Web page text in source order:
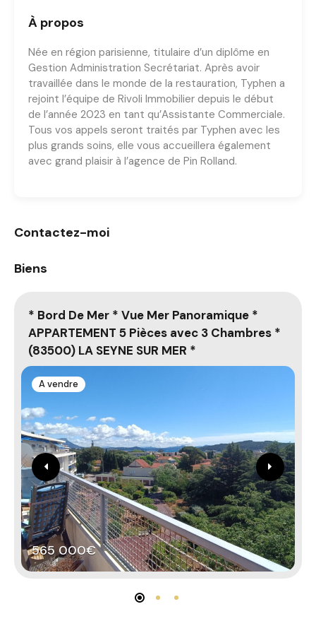
À propos
Née en région parisienne, titulaire d’un diplôme en
Gestion Administration Secrétariat. Après avoir
travaillée dans le monde de la restauration, Typhen a
rejoint l’équipe de Rivoli Immobilier depuis le début
de l’année 2023 en tant qu’Assistante Commerciale.
Tous vos appels seront traités par Typhen avec les
plus grands soins, elle vous accueillera également
avec grand plaisir à l’agence de Pin Rolland.
Contactez-moi
Biens
* Bord De Mer * Vue Mer Panoramique *
APPARTEMENT 5 Pièces avec 3 Chambres *
(83500) LA SEYNE SUR MER *
A vendre
565 000€